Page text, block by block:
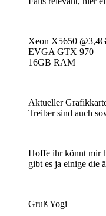
Xeon X5650
EVGA GTX 970
16GB RAM
Aktueller
Treiber sind auch
Hoffe ihr könnt mir
gibt es ja einige die
Gruß Yogi